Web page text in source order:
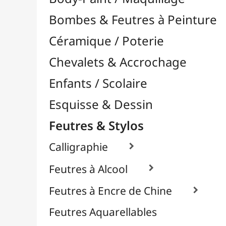
Feutres & Stylos
Calligraphie 
Feutres à Alcool
Feutres Aquarellables
Feutres Craie & Tableaux Blancs
À l'Unité
Packs / Assortiments
Recharges / Cartouches
Feutres Permanents
Feutres Pinceaux 
Feutres Scolaires
Stylos